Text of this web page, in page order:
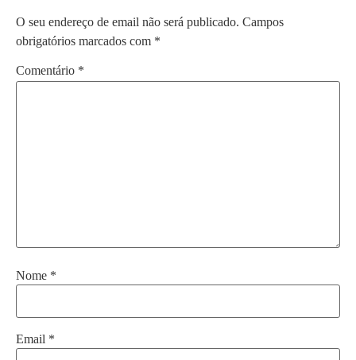
O seu endereço de email não será publicado. Campos
obrigatórios marcados com *
Comentário *
Nome *
Email *